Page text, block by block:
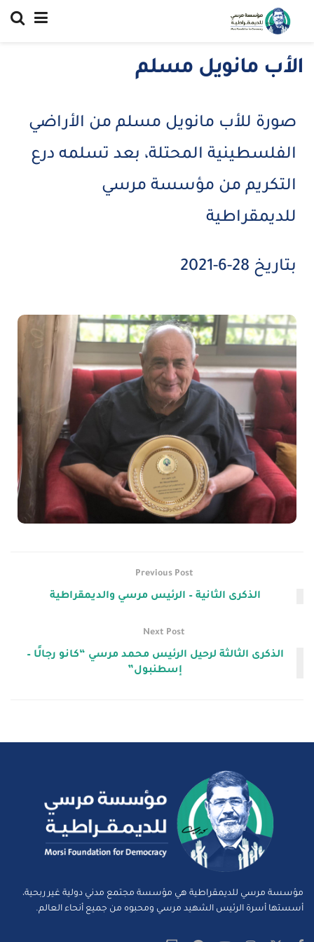
الأب مانويل مسلم
صورة للأب مانويل مسلم من الأراضي
الفلسطينية المحتلة، بعد تسلمه درع
التكريم من مؤسسة مرسي
للديمقراطية
بتاريخ 28-6-2021
Previous Post
الذكرى الثانية – الرئيس مرسي والديمقراطية
Next Post
الذكرى الثالثة لرحيل الرئيس محمد مرسي “كانو رجالًا –
إسطنبول”
مؤسسة مرسي للديمقراطية هي مؤسسة مجتمع مدني دولية غير ربحية،
أسستها أسرة الرئيس الشهيد مرسي ومحبوه من جميع أنحاء العالم.